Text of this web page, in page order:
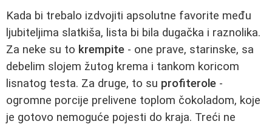
Kada bi trebalo izdvojiti apsolutne favorite među
ljubiteljima slatkiša, lista bi bila dugačka i raznolika.
Za neke su to krempite - one prave, starinske, sa
debelim slojem žutog krema i tankom koricom
lisnatog testa. Za druge, to su profiterole -
ogromne porcije prelivene toplom čokoladom, koje
je gotovo nemoguće pojesti do kraja. Treći ne